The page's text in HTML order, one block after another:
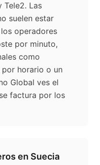
Tele2. Las
suelen estar
operadores
por minuto,
como
horario o un
Global ves el
factura por los
en Suecia